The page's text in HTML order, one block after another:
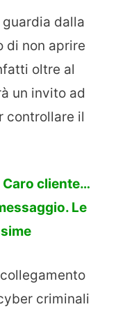
dalla
di non aprire
oltre al
un invito ad
controllare il
Caro cliente…
Le
criminali